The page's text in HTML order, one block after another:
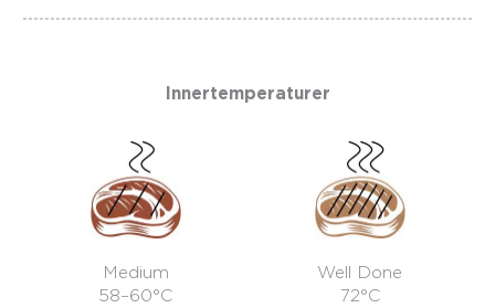
Innertemperaturer
Medium
58–60°C
Well Done
72°C